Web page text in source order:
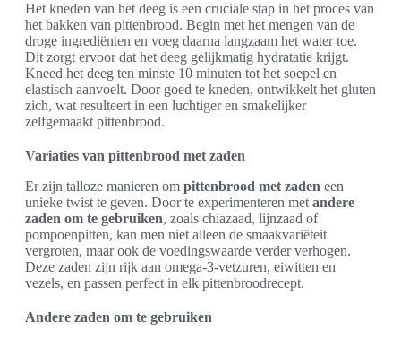
Het kneden van het deeg is een cruciale stap in het proces van
het bakken van pittenbrood. Begin met het mengen van de
droge ingrediënten en voeg daarna langzaam het water toe.
Dit zorgt ervoor dat het deeg gelijkmatig hydratatie krijgt.
Kneed het deeg ten minste 10 minuten tot het soepel en
elastisch aanvoelt. Door goed te kneden, ontwikkelt het gluten
zich, wat resulteert in een luchtiger en smakelijker
zelfgemaakt pittenbrood.
Variaties van pittenbrood met zaden
Er zijn talloze manieren om pittenbrood met zaden een
unieke twist te geven. Door te experimenteren met andere
zaden om te gebruiken, zoals chiazaad, lijnzaad of
pompoenpitten, kan men niet alleen de smaakvariëteit
vergroten, maar ook de voedingswaarde verder verhogen.
Deze zaden zijn rijk aan omega-3-vetzuren, eiwitten en
vezels, en passen perfect in elk pittenbroodrecept.
Andere zaden om te gebruiken